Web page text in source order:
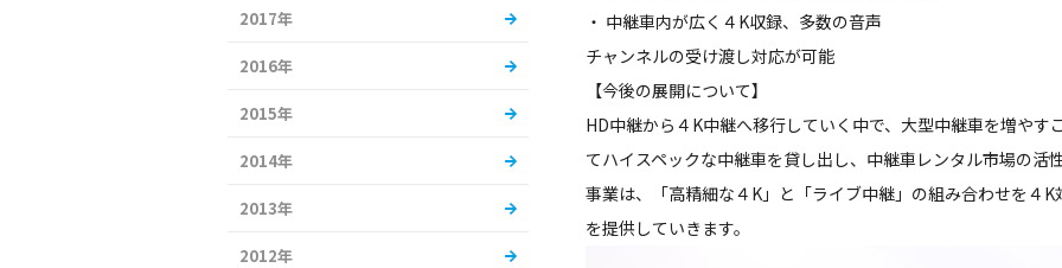
・ 中継車内が広く４K収録、多数の音声
チャンネルの受け渡し対応が可能
【今後の展開について】
HD中継から４K中継へ移行していく中で、大型中継車を増や
てハイスペックな中継車を貸し出し、中継車レンタル市場の活
事業は、「高精細な４K」と「ライブ中継」の組み合わせを４
を提供していきます。
2017年
2016年
2015年
2014年
2013年
2012年